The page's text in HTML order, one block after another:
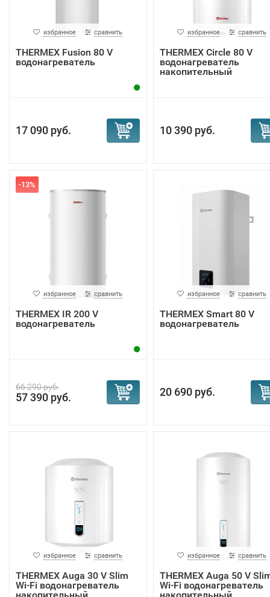
избранное сравнить
THERMEX Fusion 80 V
водонагреватель
17 090 руб.
избранное сравнить
THERMEX Circle 80 V
водонагреватель
накопительный
10 390 руб.
-13%
избранное сравнить
THERMEX IR 200 V
водонагреватель
66 290 руб.
57 390 руб.
избранное сравнить
THERMEX Smart 80 V
водонагреватель
20 690 руб.
избранное сравнить
THERMEX Auga 30 V Slim
Wi-Fi водонагреватель
избранное сравнить
THERMEX Auga 50 V
Wi-Fi водонагреватель